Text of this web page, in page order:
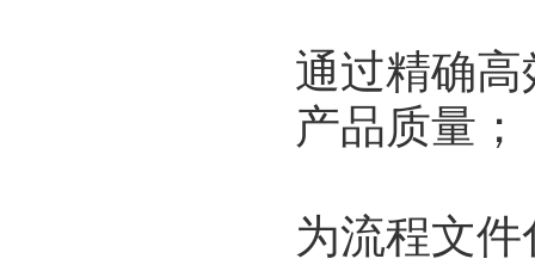
通过精确
产品质量；
为流程文